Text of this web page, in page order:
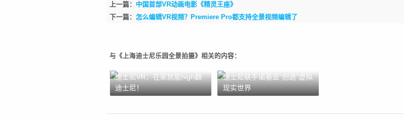
上一篇： 中国首部VR动画电影《精灵王座》
下一篇： 怎么编辑VR视频？Premiere Pro都支持全景视频编辑了
与《上海迪士尼乐园全景拍摄》相关的内容：
迪士尼VR：在家就能high翻
迪士尼！
迪士尼联手诺基亚“创造”虚拟
现实世界